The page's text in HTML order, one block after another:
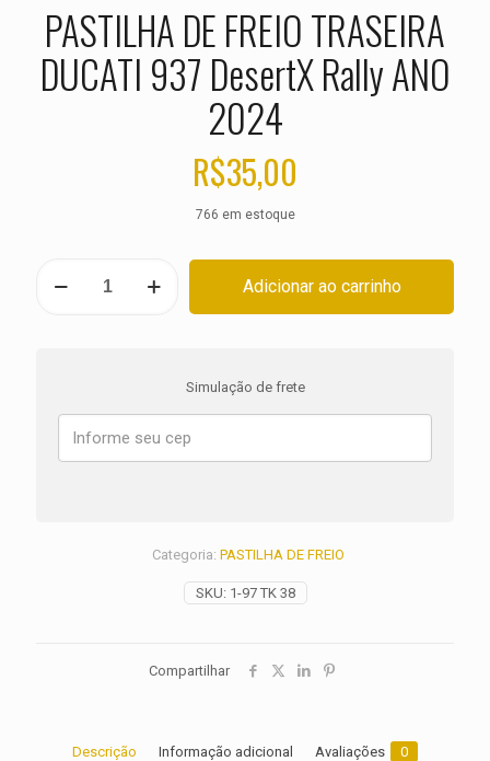
PASTILHA DE FREIO TRASEIRA
DUCATI 937 DesertX Rally ANO
2024
R$35,00
766 em estoque
Rally
2024
Adicionar ao carrinho
Simulação de frete
SKU: 1-97 TK 38
Categoria: PASTILHA DE FREIO
Compartilhar
Descrição Informação adicional Avaliações 0